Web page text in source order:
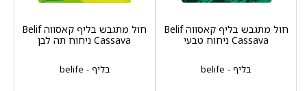
בליף - belife
חול מתגבש בליף קאסווה Belif
Cassava ניחוח טבעי
בליף - belife
חול מתגבש בליף קאסווה Belif
Cassava ניחוח תה לבן